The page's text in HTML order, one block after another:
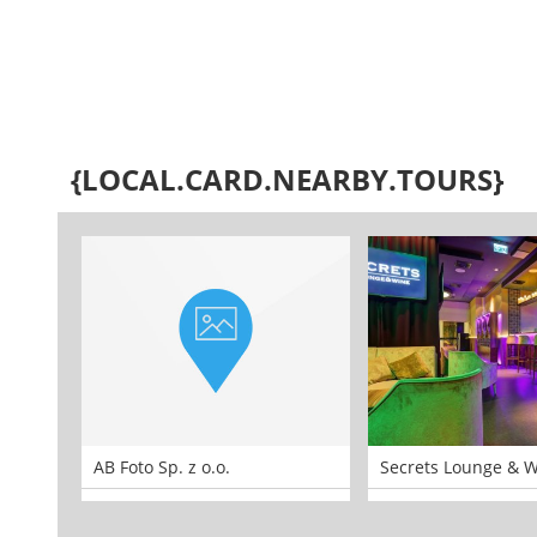
{LOCAL.CARD.NEARBY.TOURS}
AB Foto Sp. z o.o. Secrets Lounge &